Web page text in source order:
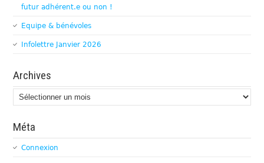
futur adhérent.e ou non !
Equipe & bénévoles
Infolettre Janvier 2026
Archives
Archives
Méta
Connexion